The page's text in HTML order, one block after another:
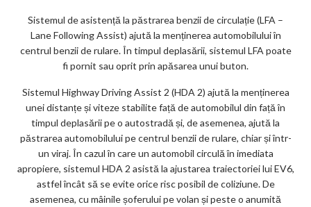
Sistemul de asistență la păstrarea benzii de circulație (LFA –
Lane Following Assist) ajută la menținerea automobilului în
centrul benzii de rulare. În timpul deplasării, sistemul LFA poate
fi pornit sau oprit prin apăsarea unui buton.
Sistemul Highway Driving Assist 2 (HDA 2) ajută la menținerea
unei distanțe și viteze stabilite față de automobilul din față în
timpul deplasării pe o autostradă și, de asemenea, ajută la
păstrarea automobilului pe centrul benzii de rulare, chiar și într-
un viraj. În cazul în care un automobil circulă în imediata
apropiere, sistemul HDA 2 asistă la ajustarea traiectoriei lui EV6,
astfel încât să se evite orice risc posibil de coliziune. De
asemenea, cu mâinile șoferului pe volan și peste o anumită